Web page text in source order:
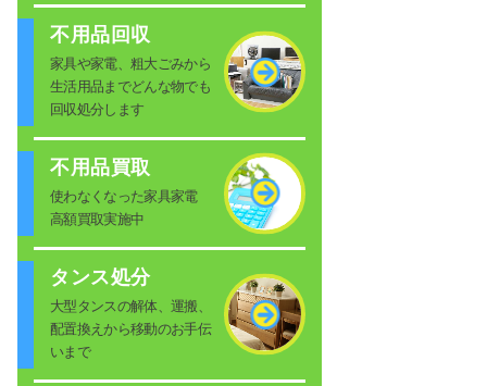
不用品回収
家具や家電、粗大ごみから
生活用品までどんな物でも
回収処分します
不用品買取
使わなくなった家具家電
高額買取実施中
タンス処分
大型タンスの解体、運搬、
配置換えから移動のお手伝
いまで